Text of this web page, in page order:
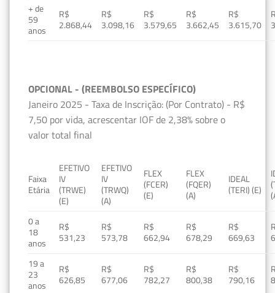
+ de
59
anos
R$
2.868,44
R$
3.098,16
R$
3.579,65
R$
3.662,45
R$
3.615,70
OPCIONAL - (REEMBOLSO ESPECÍFICO)
Janeiro 2025 - Taxa de Inscrição: (Por Contrato) - R$
7,50 por vida, acrescentar IOF de 2,38% sobre o
valor total final
Faixa
Etária
EFETIVO
IV
(TRWE)
(E)
EFETIVO
IV
(TRWQ)
(A)
FLEX
(FCER)
(E)
FLEX
(FQER)
(A)
IDEAL
(TERI) (E)
0 a
18
anos
R$
531,23
R$
573,78
R$
662,94
R$
678,29
R$
669,63
19 a
23
anos
R$
626,85
R$
677,06
R$
782,27
R$
800,38
R$
790,16